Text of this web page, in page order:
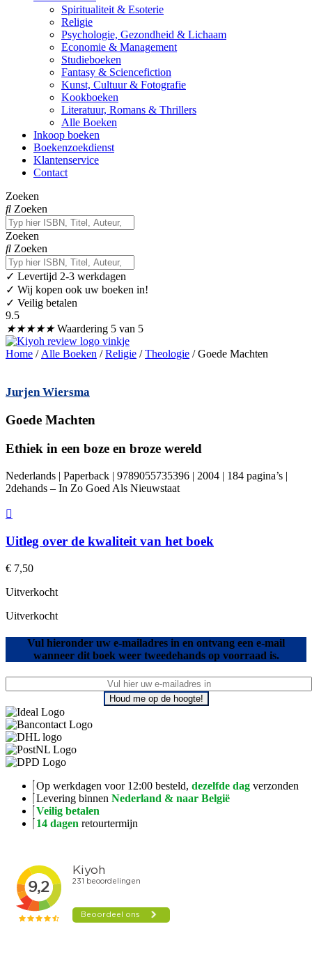
Spiritualiteit & Esoterie
Religie
Psychologie, Gezondheid & Lichaam
Economie & Management
Studieboeken
Fantasy & Sciencefiction
Kunst, Cultuur & Fotografie
Kookboeken
Literatuur, Romans & Thrillers
Alle Boeken
Inkoop boeken
Boekenzoekdienst
Klantenservice
Contact
Zoeken
Zoeken
Zoeken
Zoeken
✓ Levertijd 2-3 werkdagen
✓ Wij kopen ook uw boeken in!
✓ Veilig betalen
9.5
★★★★★ Waardering 5 van 5
Home / Alle Boeken /Religie /Theologie / Goede Machten
Jurjen Wiersma
Goede Machten
Ethiek in een boze en broze wereld
Nederlands | Paperback | 9789055735396 | 2004 | 184 pagina’s |
2dehands – In Zo Goed Als Nieuwstaat
Uitleg over de kwaliteit van het boek
€ 7,50
Uitverkocht
Uitverkocht
Vul hieronder uw e-mailadres in en ontvang een e-mail
wanneer dit boek weer tweedehands op voorraad is.
Houd me op de hoogte!
Op werkdagen voor 12:00 besteld, dezelfde dag verzonden
Levering binnen Nederland & naar België
Veilig betalen
14 dagen retourtermijn